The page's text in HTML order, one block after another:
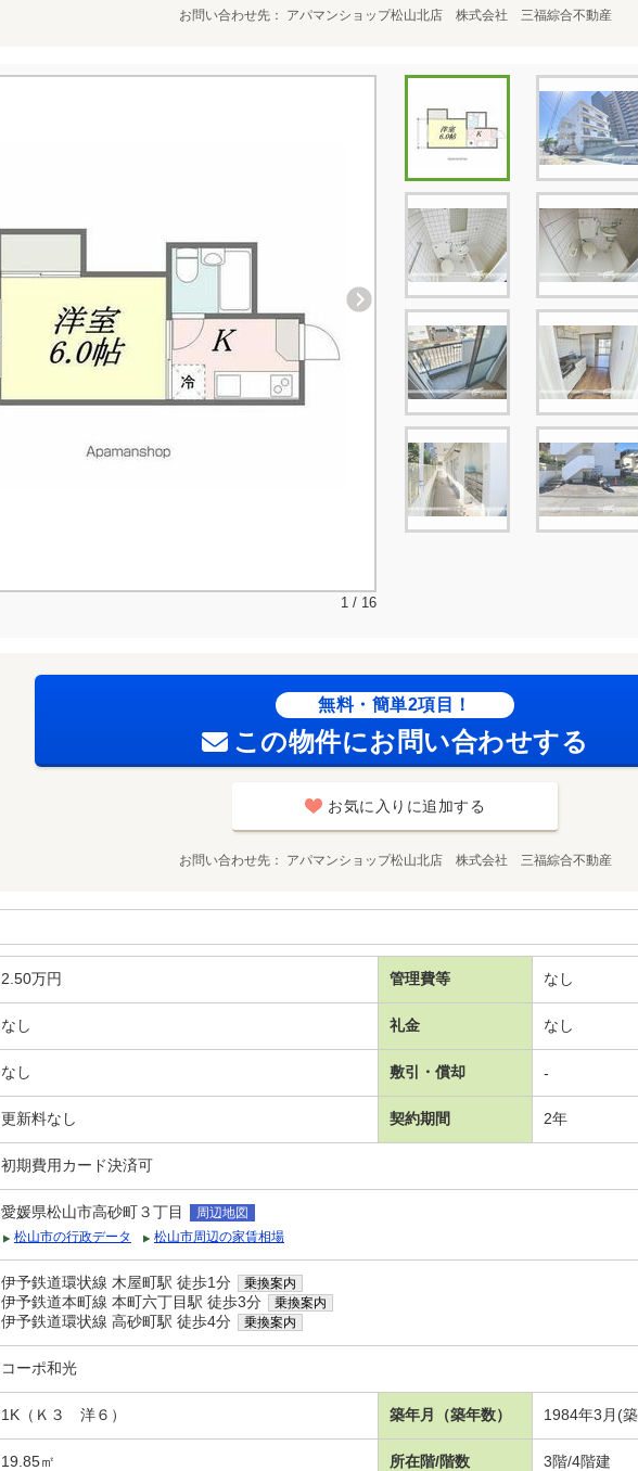
お問い合わせ先 アパマンショップ松山北店 株式会社 三福綜合不動産
1 / 16
無料・簡単2項目！
この物件にお問い合わせする
お気に入りに追加する
お問い合わせ先 アパマンショップ松山北店 株式会社 三福綜合不動産
2.50万円 管理費等 なし
なし 礼金 なし
なし 敷引・償却 -
更新料なし 契約期間 2年
初期費用カード決済可
愛媛県松山市高砂町３丁目
周辺地図
松山市の行政データ
松山市周辺の家賃相場
伊予鉄道環状線 木屋町駅 徒歩1分 乗換案内
伊予鉄道本町線 本町六丁目駅 徒歩3分 乗換案内
伊予鉄道環状線 高砂町駅 徒歩4分 乗換案内
コーポ和光
1K（Ｋ３ 洋６） 築年月（築年数） 1984年3月(
19.85㎡ 所在階/階数 3階/4階建